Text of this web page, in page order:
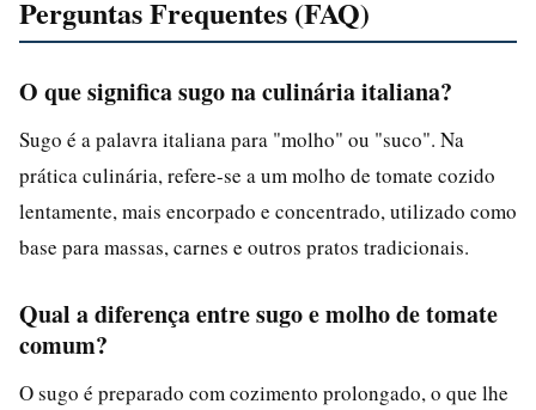
Perguntas Frequentes (FAQ)
O que significa sugo na culinária italiana?
Sugo é a palavra italiana para "molho" ou "suco". Na
prática culinária, refere-se a um molho de tomate cozido
lentamente, mais encorpado e concentrado, utilizado como
base para massas, carnes e outros pratos tradicionais.
Qual a diferença entre sugo e molho de tomate
comum?
O sugo é preparado com cozimento prolongado, o que lhe